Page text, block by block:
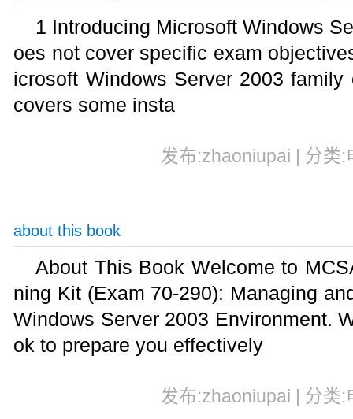
1 Introducing Microsoft Windows
oes not cover specific exam
icrosoft Windows Server 2003
covers some insta
发布:zhaoniupai | 分类
about this book
About This Book Welcome to
ning Kit (Exam 70-290): Managing
Windows Server 2003 Environment.
ok to prepare you effectively
发布:zhaoniupai | 分类